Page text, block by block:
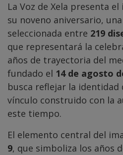
La Voz de Xela presenta
su noveno aniversario,
seleccionada entre 219
que representará la
años de trayectoria del
fundado el 14 de agosto
busca reflejar la identidad
vínculo construido con la
este tiempo.
El elemento central del
9, que simboliza los años